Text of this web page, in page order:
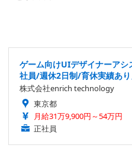
ゲーム向けUIデザイナーア
社員/週休2日制/育休実績あ
株式会社enrich technology
東京都
月給31万9,900円～54万円
正社員